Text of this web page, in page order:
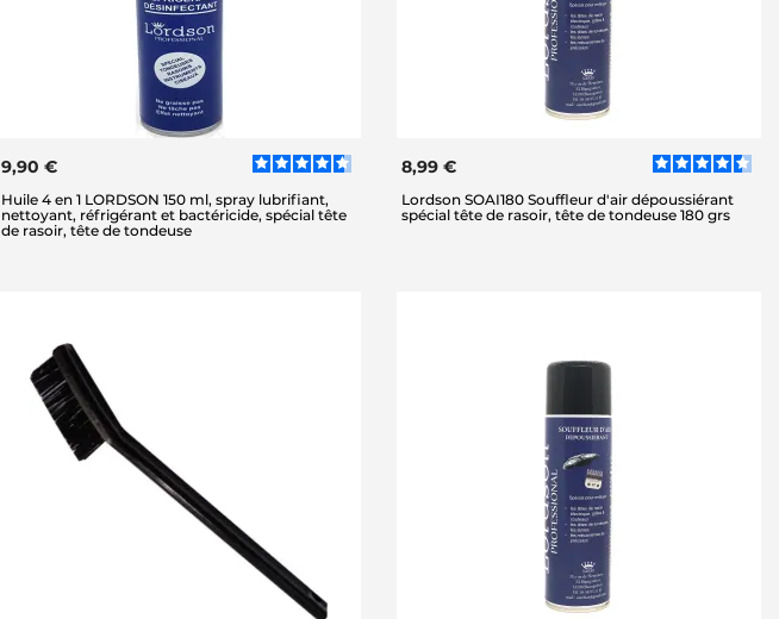
9,90 €
Huile 4 en 1 LORDSON 150 ml, spray lubrifiant,
nettoyant, réfrigérant et bactéricide, spécial tête
de rasoir, tête de tondeuse
8,99 €
Lordson SOAI180 Souffleur d'air dépoussiérant
spécial tête de rasoir, tête de tondeuse 180 grs